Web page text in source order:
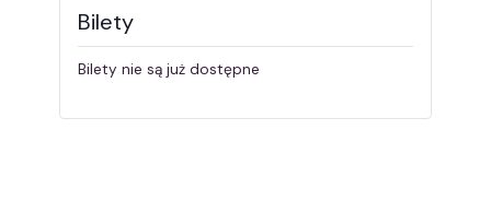
Bilety
Bilety nie są już dostępne